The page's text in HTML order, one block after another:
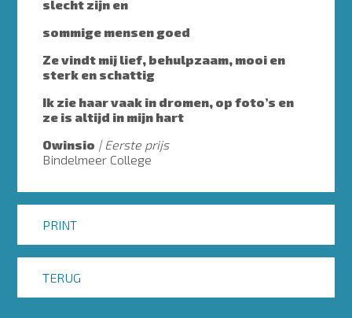
slecht zijn en
sommige mensen goed
Ze vindt mij lief, behulpzaam, mooi en
sterk en schattig
Ik zie haar vaak in dromen, op foto’s en
ze is altijd in mijn hart
Owinsio
Eerste prijs
Bindelmeer College
PRINT
TERUG